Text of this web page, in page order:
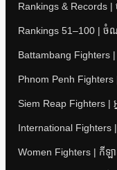
Rankings & Records
Rankings 51–100 | ចំ
Battambang Fighters |
Phnom Penh Fighters
Siem Reap Fighters |
International Fighters |
Women Fighters | កីឡាក